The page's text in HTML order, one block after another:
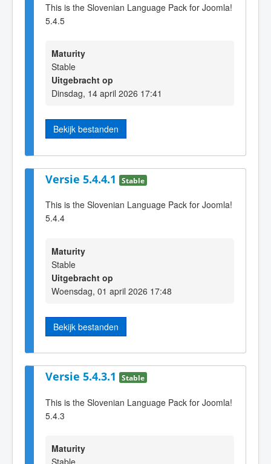
This is the Slovenian Language Pack for Joomla!
5.4.5
Maturity
Stable
Uitgebracht op
Dinsdag, 14 april 2026 17:41
Bekijk bestanden
Versie 5.4.4.1 Stable
This is the Slovenian Language Pack for Joomla!
5.4.4
Maturity
Stable
Uitgebracht op
Woensdag, 01 april 2026 17:48
Bekijk bestanden
Versie 5.4.3.1 Stable
This is the Slovenian Language Pack for Joomla!
5.4.3
Maturity